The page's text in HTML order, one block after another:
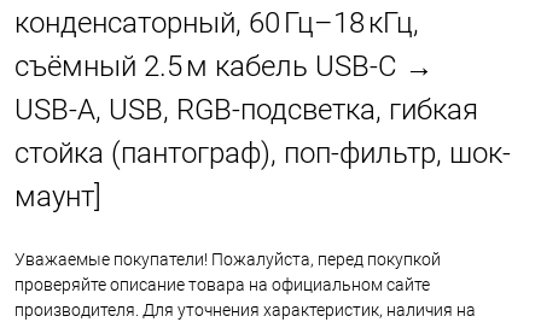
конденсаторный, 60 Гц–18 кГц,
съёмный 2.5 м кабель USB‑C →
USB‑A, USB, RGB-подсветка, гибкая
стойка (пантограф), поп-фильтр, шок-
маунт]
Уважаемые покупатели! Пожалуйста, перед покупкой
проверяйте описание товара на официальном сайте
производителя. Для уточнения характеристик, наличия на